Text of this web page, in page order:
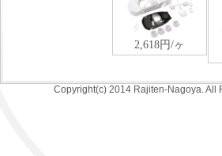
Copyright(c) 2014 Rajiten-Nagoya. All